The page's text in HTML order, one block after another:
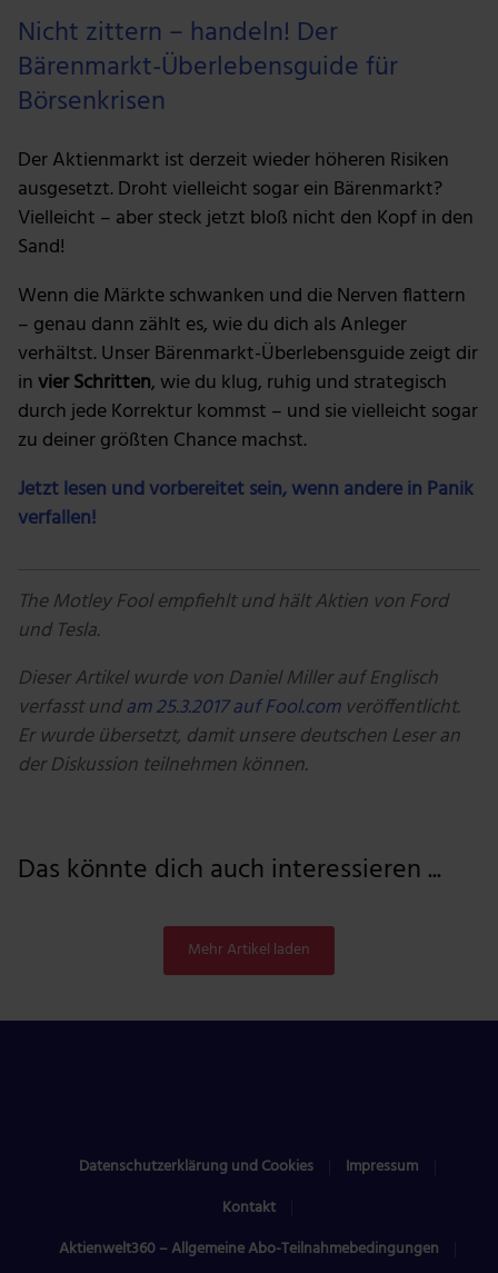
Nicht zittern – handeln! Der
Bärenmarkt-Überlebensguide für
Börsenkrisen
Der Aktienmarkt ist derzeit wieder höheren Risiken
ausgesetzt. Droht vielleicht sogar ein Bärenmarkt?
Vielleicht – aber steck jetzt bloß nicht den Kopf in den
Sand!
Wenn die Märkte schwanken und die Nerven flattern
– genau dann zählt es, wie du dich als Anleger
verhältst. Unser Bärenmarkt-Überlebensguide zeigt dir
invier Schritten, wie du klug, ruhig und strategisch
durch jede Korrektur kommst – und sie vielleicht sogar
zu deiner größten Chance machst.
Jetzt lesen und vorbereitet sein, wenn andere in Panik
verfallen!
The Motley Fool empfiehlt und hält Aktien von Ford
und Tesla.
Dieser Artikel wurde von Daniel Miller auf Englisch
verfasst undam 25.3.2017 auf Fool.comveröffentlicht.
Er wurde übersetzt, damit unsere deutschen Leser an
der Diskussion teilnehmen können.
Das könnte dich auch interessieren ...
Mehr Artikel laden
Datenschutzerklärung und Cookies
Impressum
Kontakt
Aktienwelt360 – Allgemeine Abo-Teilnahmebedingungen